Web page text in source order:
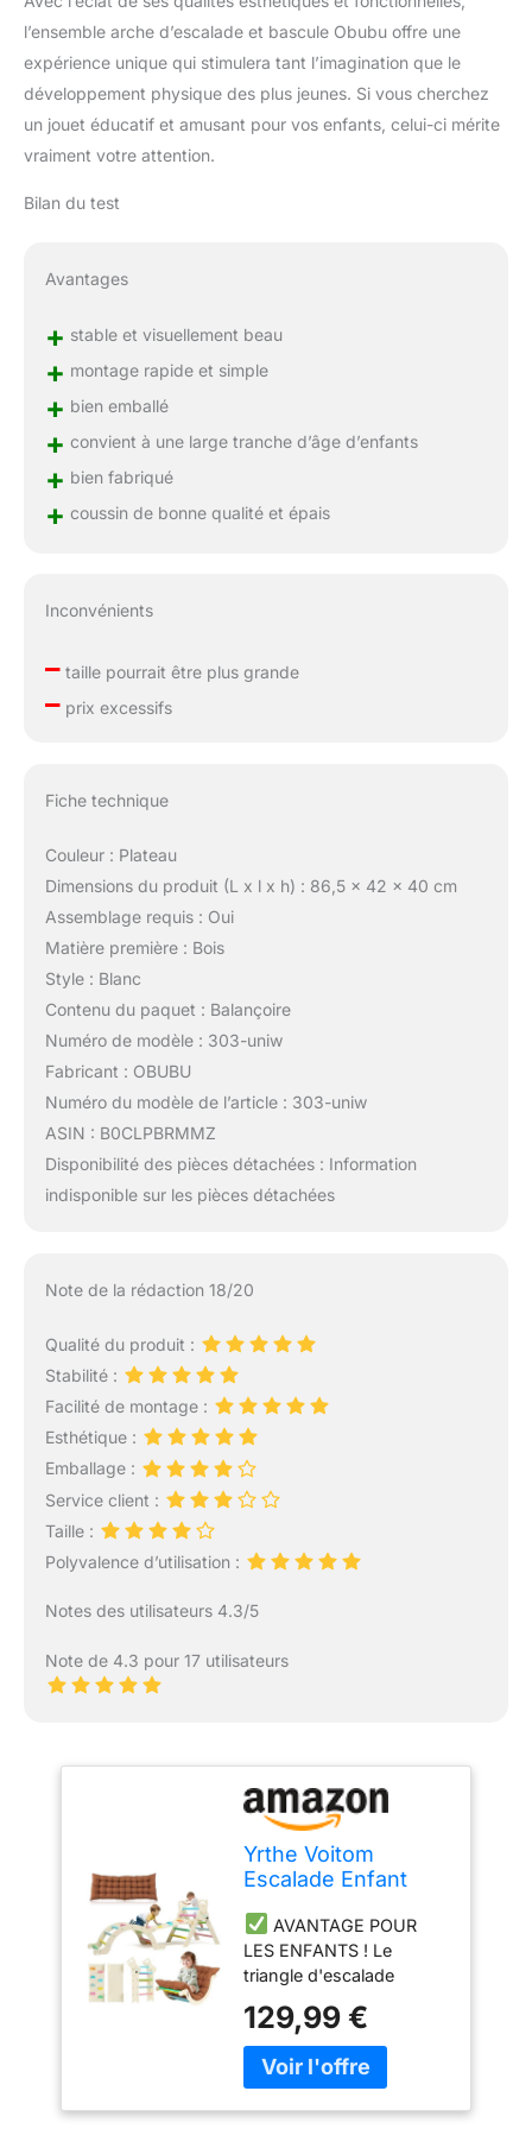
pour les enfants et les
tout-petits. Nous avons
tous des talents cachés,
découvrons, mieux c'est.
Avec le portique
clients. En plus de
la plus haute qualité,
garantir la satisfaction de
chaque client. Contactez
Amazon : connectez-
l’ensemble arche d’escalade et bascule Obubu offre une
expérience unique qui stimulera tant l’imagination que le
développement physique des plus jeunes. Si vous cherchez
un jouet éducatif et amusant pour vos enfants, celui-ci mérite
vraiment votre attention.
Bilan du test
Avantages
+ stable et visuellement beau
+ montage rapide et simple
+ bien emballé
+ convient à une large tranche d’âge d’enfants
+ bien fabriqué
+ coussin de bonne qualité et épais
Inconvénients
–taille pourrait être plus grande
–prix excessifs
Fiche technique
Couleur : Plateau
Dimensions du produit (L x l x h) : 86,5 x 42 x 40 cm
Assemblage requis : Oui
Matière première : Bois
Style : Blanc
Contenu du paquet : Balançoire
Numéro de modèle : 303-uniw
Fabricant : OBUBU
Numéro du modèle de l’article : 303-uniw
ASIN : B0CLPBRMMZ
Disponibilité des pièces détachées : Information
indisponible sur les pièces détachées
Note de la rédaction 18/20
Qualité du produit :
Stabilité :
Facilité de montage :
Esthétique :
Emballage :
Service client :
Taille :
Polyvalence d’utilisation :
Notes des utilisateurs 4.3/5
Note de 4.3 pour 17 utilisateurs
Yrthe Voitom
Escalade Enfant
Bebe 7 en 1 Triangle
d'escalade Bois
avec Arche Eveil,
Toboggan Échelle
Coussin Toboggan,
Parcours Motricité
Bébé pour Tout-
AVANTAGE POUR
LES ENFANTS ! Le
triangle d'escalade
est certifié conforme aux
normes ASTM et CPSC.
Toutes les pièces sont
129,99 €